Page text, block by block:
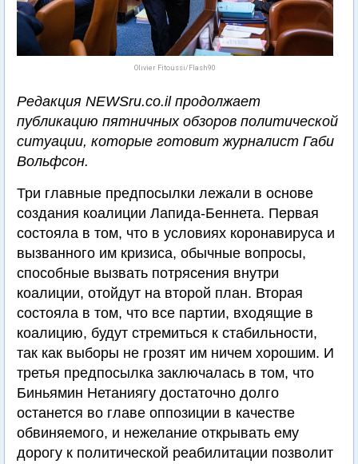
Olivier Fitoussi/Flash90
Редакция NEWSru.co.il продолжает
публикацию пятничных обзоров политической
ситуации, которые готовит журналист Габи
Вольфсон.
Три главные предпосылки лежали в основе
создания коалиции Лапида-Беннета. Первая
состояла в том, что в условиях коронавируса и
вызванного им кризиса, обычные вопросы,
способные вызвать потрясения внутри
коалиции, отойдут на второй план. Вторая
состояла в том, что все партии, входящие в
коалицию, будут стремиться к стабильности,
так как выборы не грозят им ничем хорошим. И
третья предпосылка заключалась в том, что
Биньямин Нетаниягу достаточно долго
останется во главе оппозиции в качестве
обвиняемого, и нежелание открывать ему
дорогу к политической реабилитации позволит